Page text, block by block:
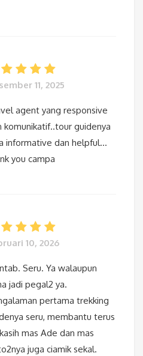
11, 2025
agent yang responsive
komunikatif..tour guidenya
informative dan helpful…
you campa
10, 2026
Seru. Ya walaupun
jadi pegal2 ya.
pertama trekking
seru, membantu terus
mas Ade dan mas
juga ciamik sekal.